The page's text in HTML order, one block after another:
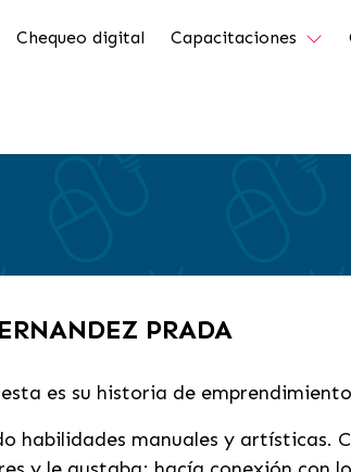
Chequeo digital Capacitaciones
PRADA
es su historia de
habilidades manuales y artísticas.